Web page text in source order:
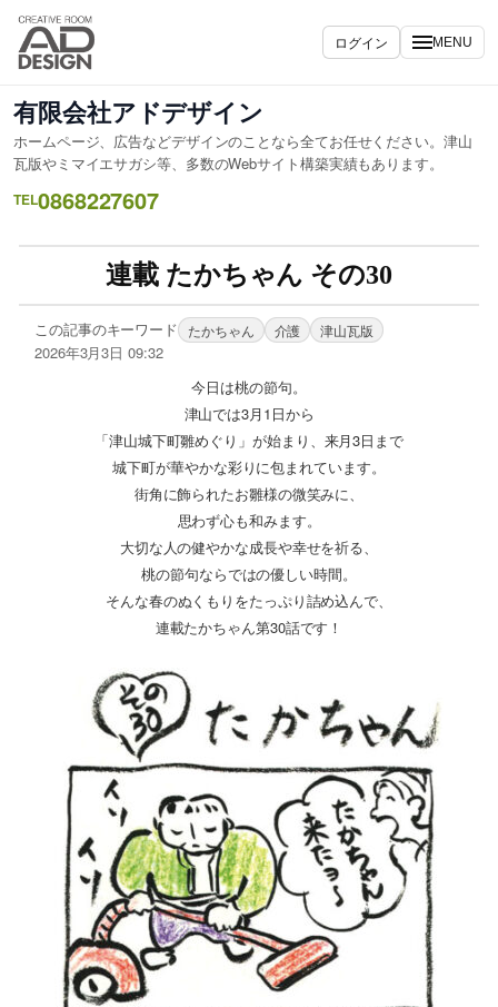
ログイン MENU
有限会社アドデザイン
ホームページ、広告などデザインのことなら全てお任せください。津山
瓦版やミマイエサガシ等、多数のWebサイト構築実績もあります。
TEL0868227607
連載 たかちゃん その30
この記事のキーワード たかちゃん 介護 津山瓦版
2026年3月3日 09:32
今日は桃の節句。
津山では3月1日から
「津山城下町雛めぐり」が始まり、 来月3日まで
城下町が華やかな彩りに包まれています。
街角に飾られたお雛様の微笑みに、
思わず心も和みます。
大切な人の健やかな成長や幸せを祈る、
桃の節句ならではの優しい時間。
そんな春のぬくもりをたっぷり詰め込んで、
連載たかちゃん第30話です！